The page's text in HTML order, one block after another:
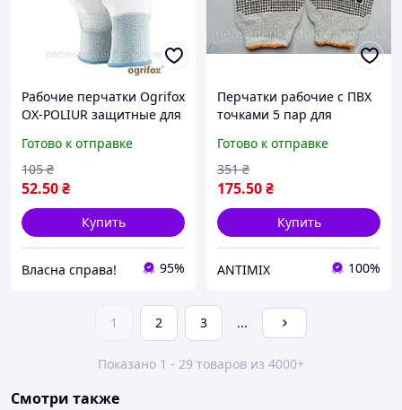
Рабочие перчатки Ogrifox
OX-POLIUR защитные для
из полиуретана 7 размер
Готово к отправке
52.50₴
105 ₴
Купить
Власна справа! 95%
Перчатки рабочие с ПВХ
точками 5 пар для
и строительстве
универсальные
Готово к отправке
175.50₴
351 ₴
Купить
ANTIMIX 100%
1 2 3 ...
Показано 1 - 29 товаров из 4000+
Смотри также